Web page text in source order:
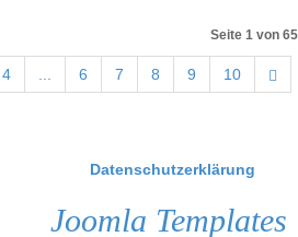
Seite 1 von 65
4 6 7 8 9 10
Datenschutzerklärung
Joomla Templates